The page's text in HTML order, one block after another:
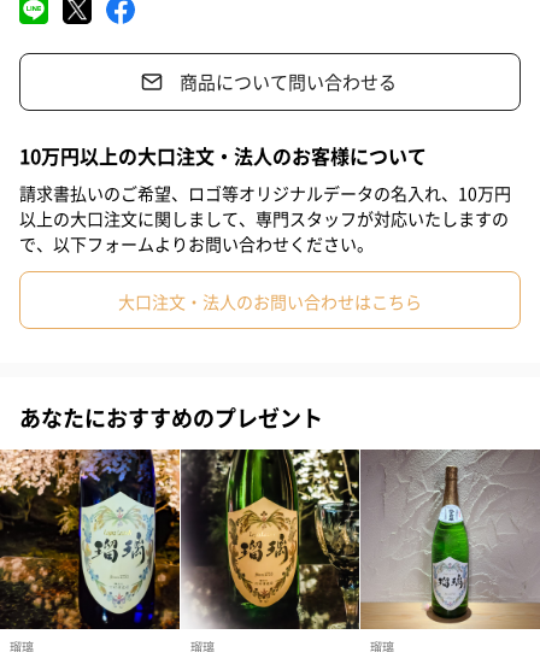
瑠璃純米酒は造り手のこだわりを詰めた純米酒です。無圧絞りを
するなど、香りと味わいに深みをだしながら、淡麗で後味のスッ
キリとしたお酒に仕上げました。茶色の瓶に洋酒を思わせるラベ
ルには鳳凰がデザインされ、高級感が増しています。
「瑠璃」は平成３年に関東信越国税局酒類鑑評会で金賞を受賞し
たことをきっかけに、その製法を引き継ぎできたブランドです。
竹村酒造店「瑠璃」
滋賀県から来た近江商人が、茨城県で創業し260年続く日本酒の造
り酒屋です。「瑠璃」は現在の１０代目が手掛けた一番新しいブ
ランドで、造り手のこだわりを詰め込みました。全ての酒（日本
酒）は食と共にある、ということをモットーに、食中酒に適した
日本酒を醸造しています。
#親戚女性
#部下女性 #部下男性 #甥 #姪
#上司女性 #祖父 #祖母 #母親 #父親 #妻 #夫
#女性 #男性 #男友達 #女友達 #彼氏 #30代
商品について問い合わせる
10万円以上の大口注文・法人のお客様について
請求書払いのご希望、ロゴ等オリジナルデータの名入れ、10万円
以上の大口注文に関しまして、専門スタッフが対応いたしますの
で、以下フォームよりお問い合わせください。
大口注文・法人のお問い合わせはこちら
あなたにおすすめのプレゼント